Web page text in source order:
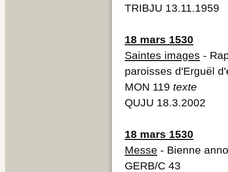
TRIBJU 13.11.1959
18 mars 1530
Saintes images -
paroisses d'Erguël
MON 119 texte
QUJU 18.3.2002
18 mars 1530
Messe - Bienne
GERB/C 43